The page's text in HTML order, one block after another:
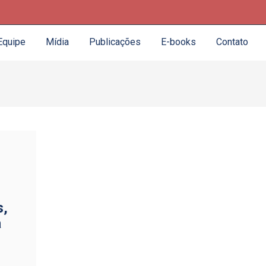
Mídia Publicações E-books Contato